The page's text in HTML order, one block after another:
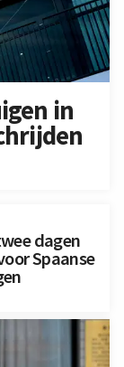
in
dagen
Spaanse